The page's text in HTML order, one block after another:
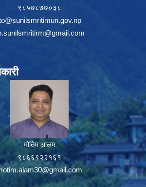
९८५७८७७०३८
मोतिम आलम
९८६६९२२१६१